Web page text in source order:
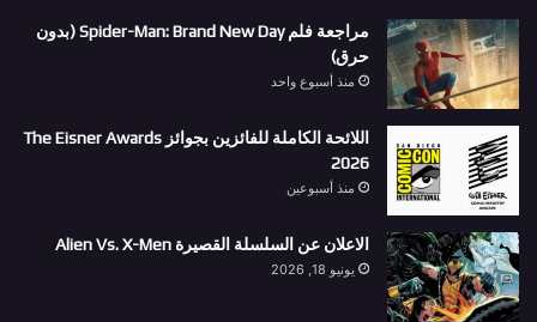
مراجعة فلم Spider-Man: Brand New Day (بدون
حرق)
منذ أسبوع واحد
اللائحة الكاملة للفائزين بجوائز The Eisner Awards
2026
منذ أسبوعين
الاعلان عن السلسلة القصيرة Alien Vs. X-Men
يونيو 18, 2026